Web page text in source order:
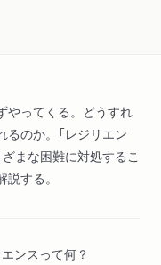
やってくる。どうすれ
のか。「レジリエン
まな困難に対処するこ
する。
ンスって何？